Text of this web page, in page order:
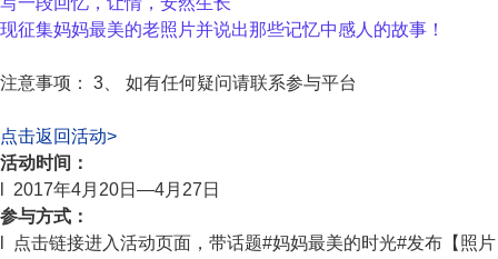
现征集妈妈最美的老照片并说出那些记忆中感人的故事！
注意事项： 3、 如有任何疑问请联系参与平台
点击返回活动>
活动时间：
2017年4月 20日—4月 27 日
参与方式：
l 点击链接进入活动页面，带话题#妈妈最美的时光#发布【照片